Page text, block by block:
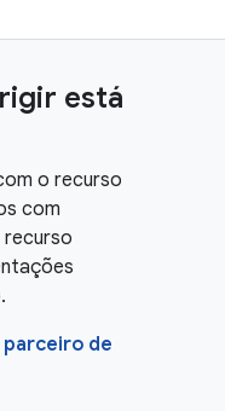
está
o recurso
com
recurso
parceiro de